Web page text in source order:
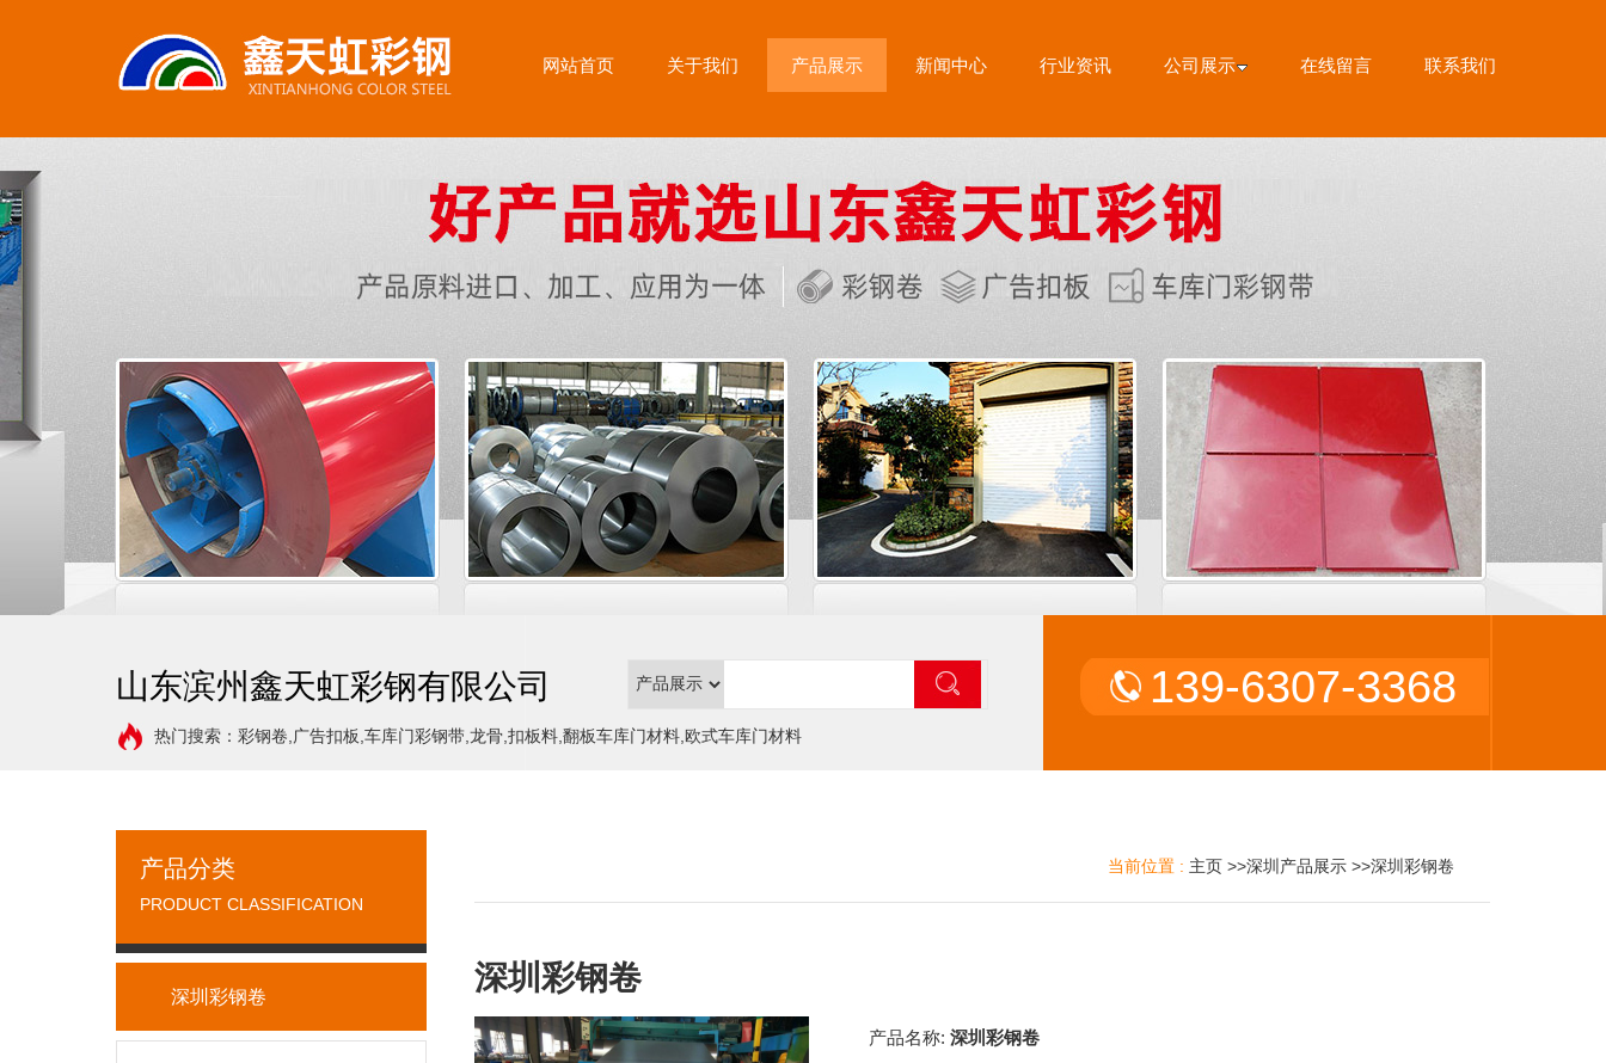
网站首页 关于我们 产品展示 新闻中心 行业资讯 公司展示 在线留言 联系我们
山东滨州鑫天虹彩钢有限公司
热门搜索：彩钢卷,广告扣板,车库门彩钢带,龙骨,扣板料,翻板车库门材料,欧式车库门材料
139-6307-3368
当前位置 : 主页 >>深圳产品展示 >>深圳彩钢卷
深圳彩钢卷
产品名称: 深圳彩钢卷
产品分类
PRODUCT CLASSIFICATION
深圳彩钢卷